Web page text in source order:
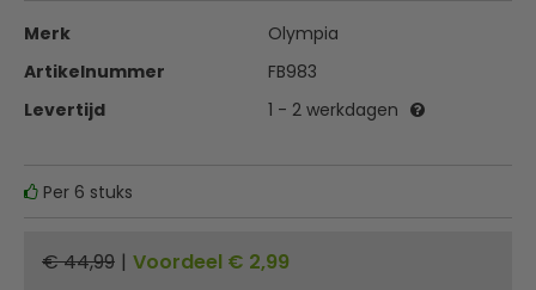
Merk
Olympia
Artikelnummer
FB983
Levertijd
1 - 2 werkdagen
Per 6 stuks
€ 44,99 | Voordeel € 2,99